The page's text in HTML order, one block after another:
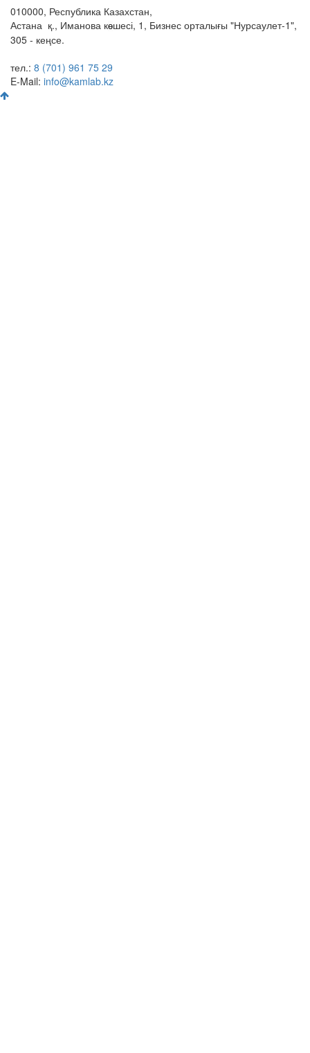
010000, Республика Казахстан,
Астана қ., Иманова көшесі, 1, Бизнес орталығы "Нурсаулет-1",
305 - кеңсе.
тел.: 8 (701) 961 75 29
E-Mail: info@kamlab.kz